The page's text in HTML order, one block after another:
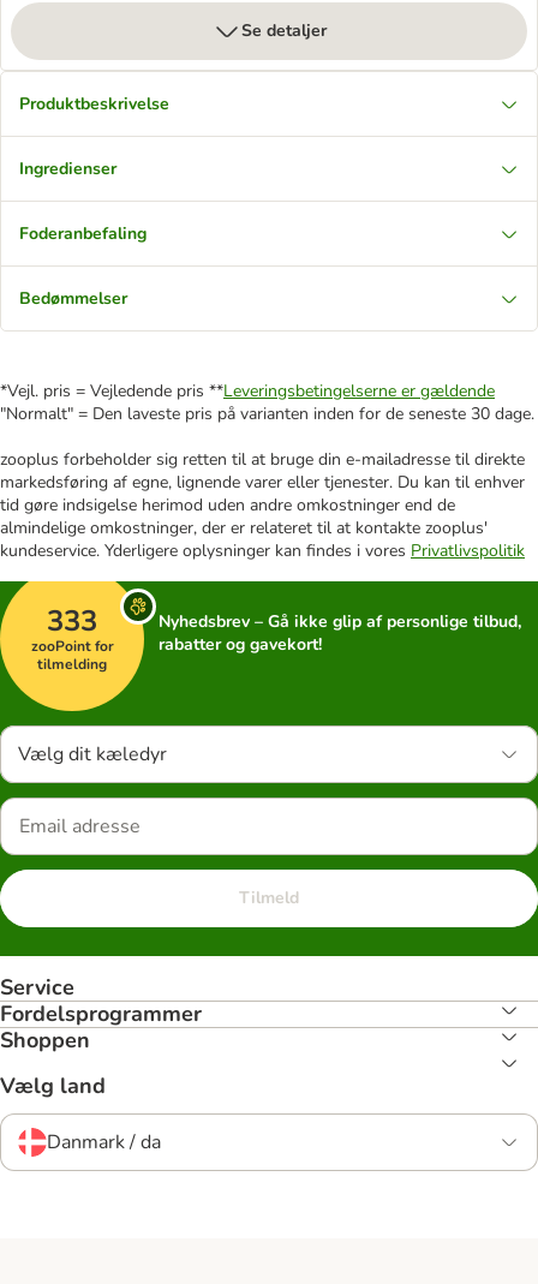
Se detaljer
Produktbeskrivelse
Ingredienser
Foderanbefaling
Bedømmelser
*Vejl. pris = Vejledende pris **Leveringsbetingelserne er gældende
"Normalt" = Den laveste pris på varianten inden for de seneste 30 dage.
zooplus forbeholder sig retten til at bruge din e-mailadresse til direkte
markedsføring af egne, lignende varer eller tjenester. Du kan til enhver
tid gøre indsigelse herimod uden andre omkostninger end de
almindelige omkostninger, der er relateret til at kontakte zooplus'
kundeservice. Yderligere oplysninger kan findes i vores Privatlivspolitik
333
zooPoint for
tilmelding
Nyhedsbrev – Gå ikke glip af personlige tilbud,
rabatter og gavekort!
Vælg dit kæledyr
Tilmeld
Service
Fordelsprogrammer
Shoppen
Vælg land
Danmark / da